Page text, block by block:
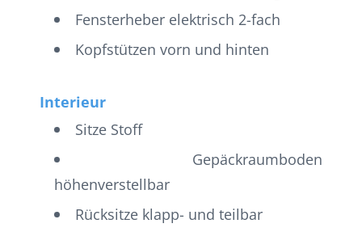
Fensterheber elektrisch 2-fach
Kopfstützen vorn und hinten
Interieur
Sitze Stoff
Gepäckraumboden
höhenverstellbar
Rücksitze klapp- und teilbar